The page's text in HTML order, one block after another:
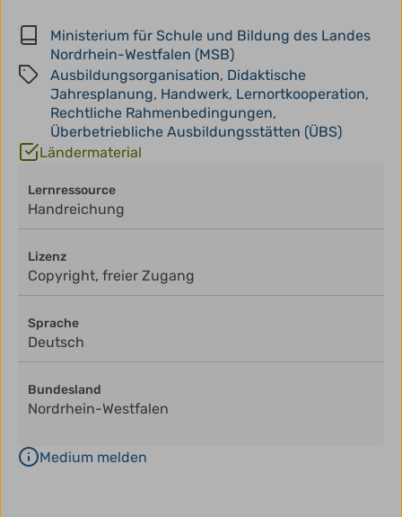
Ministerium für Schule und Bildung des Landes
Nordrhein-Westfalen (MSB)
Ausbildungsorganisation, Didaktische
Jahresplanung, Handwerk, Lernortkooperation,
Rechtliche Rahmenbedingungen,
Überbetriebliche Ausbildungsstätten (ÜBS)
Ländermaterial
Lernressource
Handreichung
Lizenz
Copyright, freier Zugang
Sprache
Deutsch
Bundesland
Nordrhein-Westfalen
Medium melden